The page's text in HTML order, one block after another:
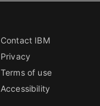
Contact IBM
Privacy
Terms of use
Accessibility